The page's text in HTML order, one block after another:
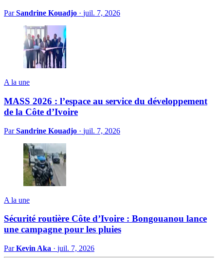
ParSandrine Kouadjo · juil. 7, 2026
A la une
MASS 2026 : l’espace au service du développement
de la Côte d’Ivoire
ParSandrine Kouadjo · juil. 7, 2026
A la une
Sécurité routière Côte d’Ivoire : Bongouanou lance
une campagne pour les pluies
ParKevin Aka · juil. 7, 2026